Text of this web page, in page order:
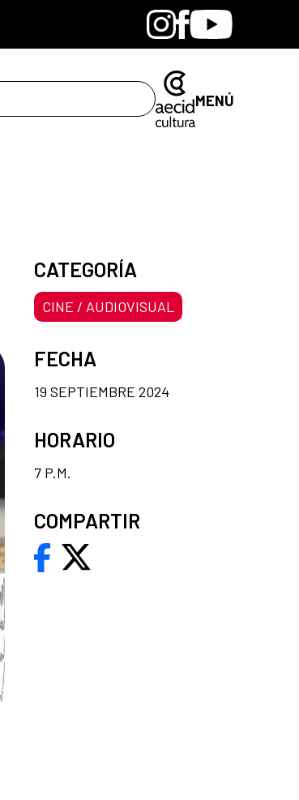
BandcampInstagram
Facebook
Youtube
MENÚ
CATEGORÍA
CINE / AUDIOVISUAL
FECHA
19 SEPTIEMBRE 2024
HORARIO
7 P.M.
COMPARTIR